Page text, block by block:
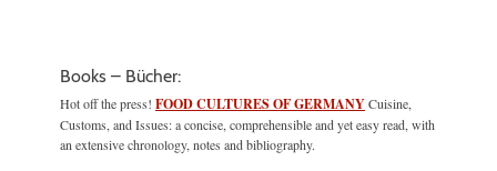
Books – Bücher:
Hot off the press! FOOD CULTURES OF GERMANYCuisine,
Customs, and Issues: a concise, comprehensible and yet easy read, with
an extensive chronology, notes and bibliography.